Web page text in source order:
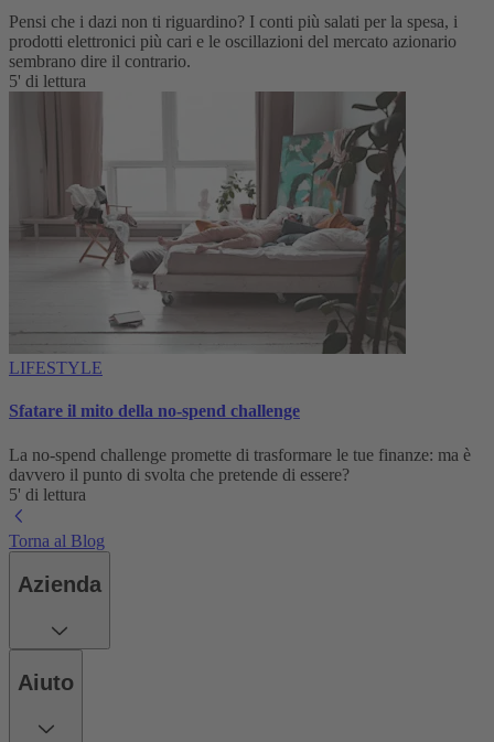
Pensi che i dazi non ti riguardino? I conti più salati per la spesa, i
prodotti elettronici più cari e le oscillazioni del mercato azionario
sembrano dire il contrario.
5' di lettura
LIFESTYLE
Sfatare il mito della no-spend challenge
La no-spend challenge promette di trasformare le tue finanze: ma è
davvero il punto di svolta che pretende di essere?
5' di lettura
Torna al Blog
Azienda
Aiuto